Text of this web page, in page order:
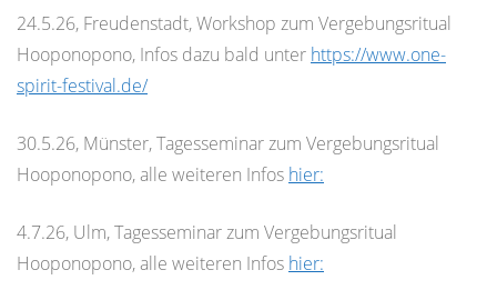
24.5.26, Freudenstadt, Workshop zum Vergebungsritual
Hooponopono, Infos dazu bald unter https://www.one-
spirit-festival.de/
30.5.26, Münster, Tagesseminar zum Vergebungsritual
Hooponopono, alle weiteren Infos hier:
4.7.26, Ulm, Tagesseminar zum Vergebungsritual
Hooponopono, alle weiteren Infos hier: